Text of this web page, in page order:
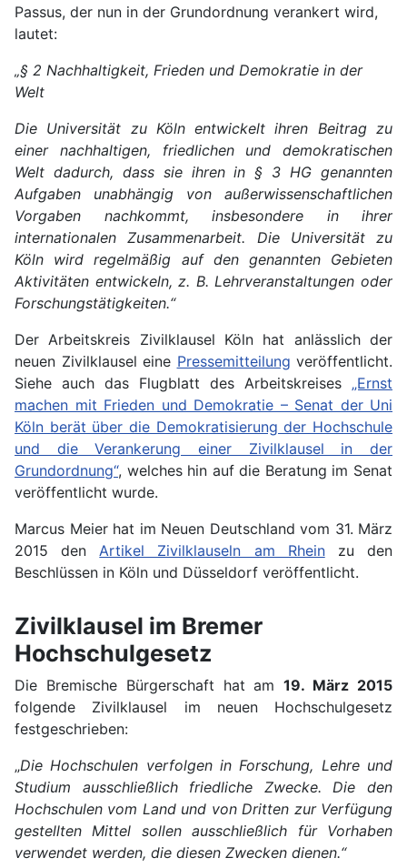
Passus, der nun in der Grundordnung verankert wird,
lautet:
„§ 2 Nachhaltigkeit, Frieden und Demokratie in der
Welt
Die Universität zu Köln entwickelt ihren Beitrag zu
einer nachhaltigen, friedlichen und demokratischen
Welt dadurch, dass sie ihren in § 3 HG genannten
Aufgaben unabhängig von außerwissenschaftlichen
Vorgaben nachkommt, insbesondere in ihrer
internationalen Zusammenarbeit. Die Universität zu
Köln wird regelmäßig auf den genannten Gebieten
Aktivitäten entwickeln, z. B. Lehrveranstaltungen oder
Forschungstätigkeiten.“
Der Arbeitskreis Zivilklausel Köln hat anlässlich der
neuen Zivilklausel eine Pressemitteilung veröffentlicht.
Siehe auch das Flugblatt des Arbeitskreises „Ernst
machen mit Frieden und Demokratie – Senat der Uni
Köln berät über die Demokratisierung der Hochschule
und die Verankerung einer Zivilklausel in der
Grundordnung“, welches hin auf die Beratung im Senat
veröffentlicht wurde.
Marcus Meier hat im Neuen Deutschland vom 31. März
2015 den Artikel Zivilklauseln am Rheinzu den
Beschlüssen in Köln und Düsseldorf veröffentlicht.
Zivilklausel im Bremer
Hochschulgesetz
Die Bremische Bürgerschaft hat am19. März 2015
folgende Zivilklausel im neuen Hochschulgesetz
festgeschrieben:
„Die Hochschulen verfolgen in Forschung, Lehre und
Studium ausschließlich friedliche Zwecke. Die den
Hochschulen vom Land und von Dritten zur Verfügung
gestellten Mittel sollen ausschließlich für Vorhaben
verwendet werden, die diesen Zwecken dienen.“